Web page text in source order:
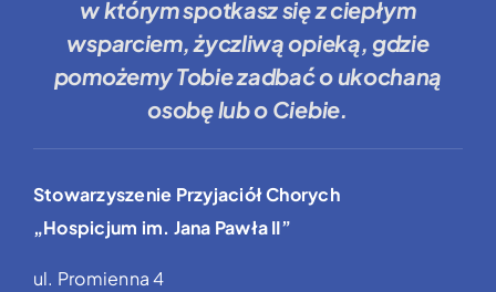
w którym spotkasz się z ciepłym
wsparciem, życzliwą opieką, gdzie
pomożemy Tobiezadbać o ukochaną
osobę lub o Ciebie.
Stowarzyszenie Przyjaciół Chorych
„Hospicjum im. Jana Pawła II”
ul. Promienna 4